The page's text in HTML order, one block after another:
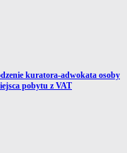
kuratora-adwokata osoby
pobytu z VAT